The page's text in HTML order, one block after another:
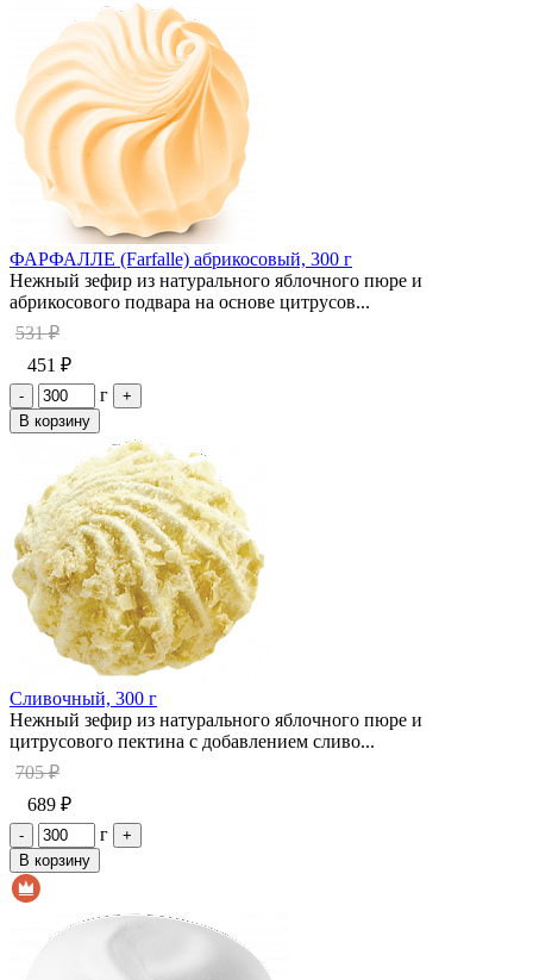
ФАРФАЛЛЕ (Farfalle) абрикосовый, 300 г
Нежный зефир из натурального яблочного пюре и
абрикосового подвара на основе цитрусов...
531 ₽
451 ₽
- г
+
В корзину
Сливочный, 300 г
Нежный зефир из натурального яблочного пюре и
цитрусового пектина с добавлением сливо...
705 ₽
689 ₽
- г
+
В корзину